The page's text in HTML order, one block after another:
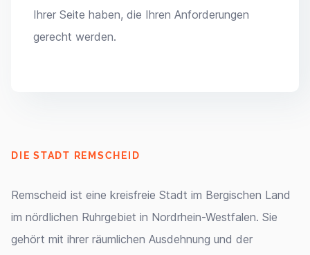
Ihrer Seite haben, die Ihren Anforderungen
gerecht werden.
DIE STADT REMSCHEID
Remscheid ist eine kreisfreie Stadt im Bergischen Land
im nördlichen Ruhrgebiet in Nordrhein-Westfalen. Sie
gehört mit ihrer räumlichen Ausdehnung und der